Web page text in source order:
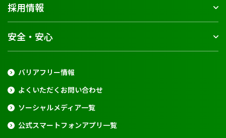
採用情報
安全・安心
バリアフリー情報
よくいただくお問い合わせ
ソーシャルメディア一覧
公式スマートフォンアプリ一覧